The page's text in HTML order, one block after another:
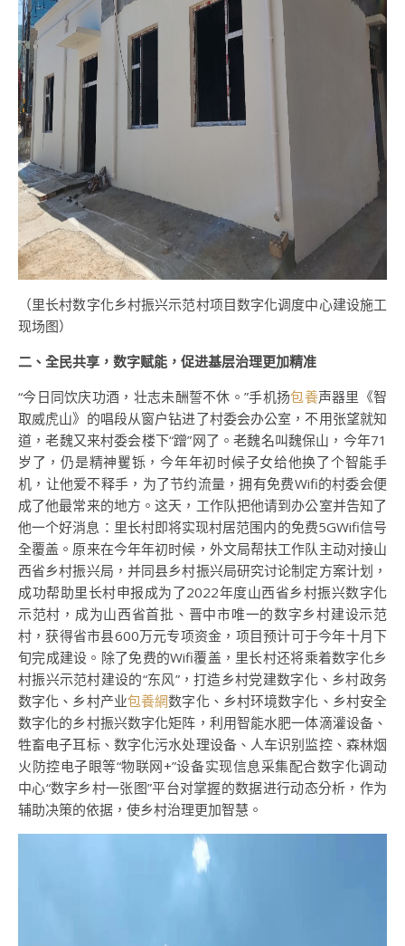
（里长村数字化乡村振兴示范村项目数字化调度中心建设施工
现场图）
二、全民共享，数字赋能，促进基层治理更加精准
“今日同饮庆功酒，壮志未酬誓不休。”手机扬包養声器里《智
取威虎山》的唱段从窗户钻进了村委会办公室，不用张望就知
道，老魏又来村委会楼下“蹭”网了。老魏名叫魏保山，今年71
岁了，仍是精神矍铄，今年年初时候子女给他换了个智能手
机，让他爱不释手，为了节约流量，拥有免费Wifi的村委会便
成了他最常来的地方。这天，工作队把他请到办公室并告知了
他一个好消息：里长村即将实现村居范围内的免费5GWifi信号
全覆盖。原来在今年年初时候，外文局帮扶工作队主动对接山
西省乡村振兴局，并同县乡村振兴局研究讨论制定方案计划，
成功帮助里长村申报成为了2022年度山西省乡村振兴数字化
示范村，成为山西省首批、晋中市唯一的数字乡村建设示范
村，获得省市县600万元专项资金，项目预计可于今年十月下
旬完成建设。除了免费的Wifi覆盖，里长村还将乘着数字化乡
村振兴示范村建设的“东风”，打造乡村党建数字化、乡村政务
数字化、乡村产业包養網数字化、乡村环境数字化、乡村安全
数字化的乡村振兴数字化矩阵，利用智能水肥一体滴灌设备、
牲畜电子耳标、数字化污水处理设备、人车识别监控、森林烟
火防控电子眼等“物联网+”设备实现信息采集配合数字化调动
中心“数字乡村一张图”平台对掌握的数据进行动态分析，作为
辅助决策的依据，使乡村治理更加智慧。